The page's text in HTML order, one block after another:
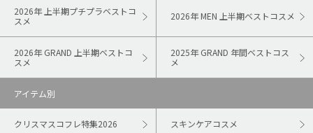
2026年 上半期プチプラベストコ
スメ
2026年 MEN 上半期ベストコスメ
2026年 GRAND 上半期ベストコ
スメ
2025年 GRAND 年間ベストコス
メ
アイテム別
クリスマスコフレ特集2026 スキンケアコスメ